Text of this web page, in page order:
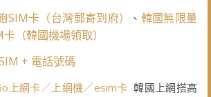
SIM卡（台灣郵寄到府） 、 韓國無限量
（韓國機場領取）
+ 電話號碼
上網卡／上網機／esim卡 韓國上網搭高